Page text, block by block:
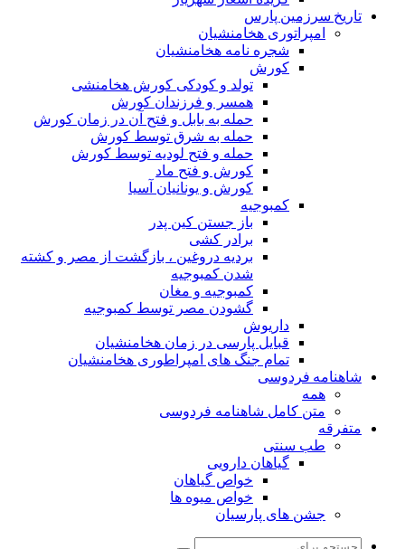
تاریخ سرزمین پارس
امپراتوری هخامنشیان
شجره نامه هخامنشیان
کورش
تولد و کودکی کورش هخامنشی
همسر و فرزندان کورش
حمله به بابل و فتح آن در زمان کورش
حمله به شرق توسط کورش
حمله و فتح لودیه توسط کورش
کورش و فتح ماد
کورش و یونانیان آسیا
کمبوجیه
باز جستن کین پدر
برادر کشی
بردیه دروغین ، بازگشت از مصر و کشته
شدن کمبوجیه
کمبوجیه و مغان
گشودن مصر توسط کمبوجیه
داریوش
قبایل پارسی در زمان هخامنشیان
تمام جنگ های امپراطوری هخامنشیان
شاهنامه فردوسی
همه
متن کامل شاهنامه فردوسی
متفرقه
طب سنتی
گیاهان دارویی
خواص گیاهان
خواص میوه ها
جشن های پارسیان